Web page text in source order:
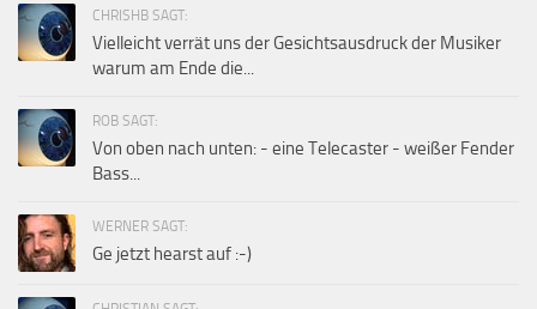
CHRISHB SAGT:
Vielleicht verrät uns der Gesichtsausdruck der Musiker
warum am Ende die...
ROB SAGT:
Von oben nach unten: - eine Telecaster - weißer Fender
Bass...
WERNER SAGT:
Ge jetzt hearst auf :-)